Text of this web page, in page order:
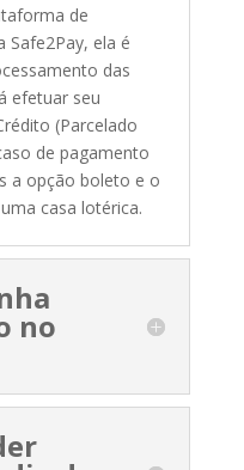
de
Safe2Pay, ela é
das
efetuar seu
(Parcelado
de pagamento
a opção boleto e o
casa lotérica.
no